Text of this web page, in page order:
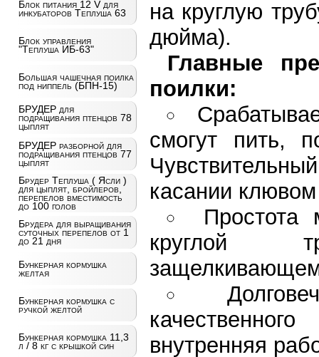
Блок питания 12 V для
инкубаторов Теплуша 63
Блок управления
"Теплуша ИБ-63"
Большая чашечная поилка
под ниппель (БПН-15)
БРУДЕР для
подращивания птенцов 78
цыплят
БРУДЕР разборной для
подращивания птенцов 77
цыплят
Брудер Теплуша ( Ясли )
для цыплят, бройлеров,
перепелов вместимость
до 100 голов
Брудера для выращивания
суточных перепелов от 1
до 21 дня
Бункерная кормушка
желтая
Бункерная кормушка с
ручкой желтой
Бункерная кормушка 11,3
л / 8 кг с крышкой син
на круглую
дюйма).
Главные
поилки:
смогут пить,
касании
Простота
круглой
внутренняя